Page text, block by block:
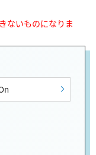
ないものになりま